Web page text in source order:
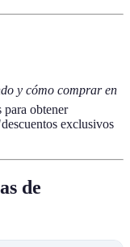
y cómo comprar en
para obtener
exclusivos
de